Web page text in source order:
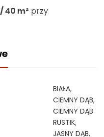
40 m² przy
BIAŁA,
CIEMNY DĄB,
CIEMNY DĄB
RUSTIK,
JASNY DĄB,